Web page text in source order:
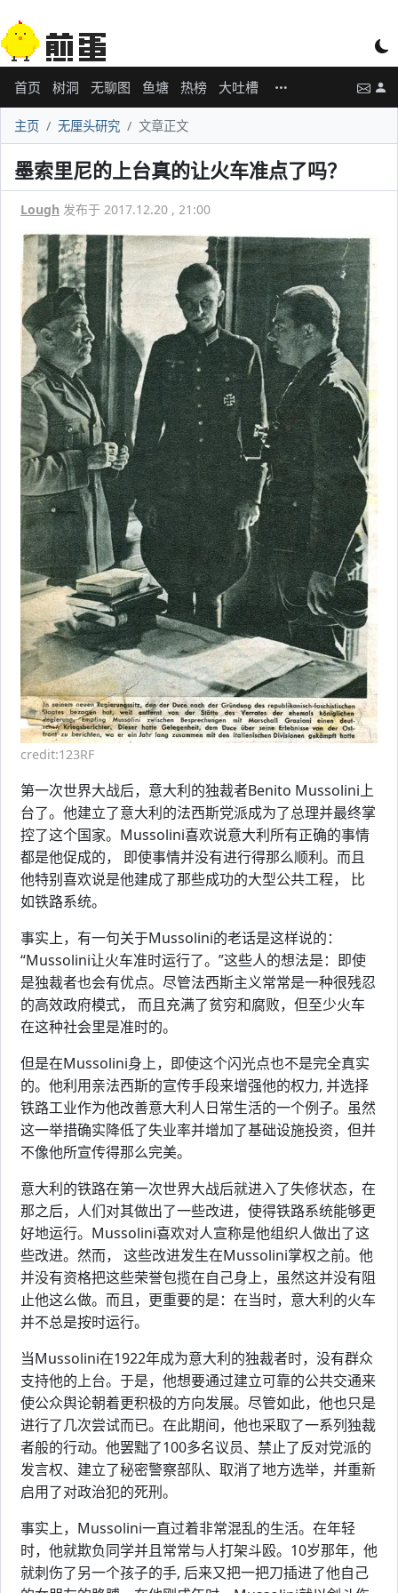
首页 树洞 无聊图 鱼塘 热榜 大吐槽
主页 无厘头研究 文章正文
墨索里尼的上台真的让火车准点了吗？
Lough 发布于 2017.12.20 , 21:00
credit:123RF
第一次世界大战后，意大利的独裁者Benito Mussolini上
台了。他建立了意大利的法西斯党派成为了总理并最终掌
控了这个国家。Mussolini喜欢说意大利所有正确的事情
都是他促成的， 即使事情并没有进行得那么顺利。而且
他特别喜欢说是他建成了那些成功的大型公共工程， 比
如铁路系统。
事实上，有一句关于Mussolini的老话是这样说的：
“Mussolini让火车准时运行了。”这些人的想法是：即使
是独裁者也会有优点。尽管法西斯主义常常是一种很残忍
的高效政府模式， 而且充满了贫穷和腐败，但至少火车
在这种社会里是准时的。
但是在Mussolini身上，即使这个闪光点也不是完全真实
的。他利用亲法西斯的宣传手段来增强他的权力, 并选择
铁路工业作为他改善意大利人日常生活的一个例子。虽然
这一举措确实降低了失业率并增加了基础设施投资，但并
不像他所宣传得那么完美。
意大利的铁路在第一次世界大战后就进入了失修状态，在
那之后，人们对其做出了一些改进，使得铁路系统能够更
好地运行。Mussolini喜欢对人宣称是他组织人做出了这
些改进。然而， 这些改进发生在Mussolini掌权之前。他
并没有资格把这些荣誉包揽在自己身上，虽然这并没有阻
止他这么做。而且，更重要的是：在当时，意大利的火车
并不总是按时运行。
当Mussolini在1922年成为意大利的独裁者时，没有群众
支持他的上台。于是，他想要通过建立可靠的公共交通来
使公众舆论朝着更积极的方向发展。尽管如此，他也只是
进行了几次尝试而已。在此期间，他也采取了一系列独裁
者般的行动。他罢黜了100多名议员、禁止了反对党派的
发言权、建立了秘密警察部队、取消了地方选举，并重新
启用了对政治犯的死刑。
事实上，Mussolini一直过着非常混乱的生活。在年轻
时，他就欺负同学并且常常与人打架斗殴。10岁那年，他
就刺伤了另一个孩子的手, 后来又把一把刀插进了他自己